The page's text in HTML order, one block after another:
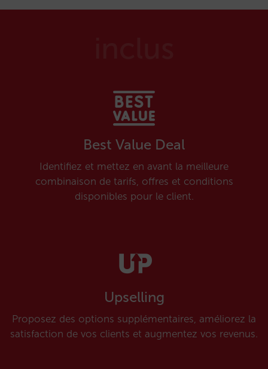
Best Value Deal
Identifiez et mettez en avant la meilleure
combinaison de tarifs, offres et conditions
disponibles pour le client.
Upselling
Proposez des options supplémentaires, améliorez la
satisfaction de vos clients et augmentez vos revenus.